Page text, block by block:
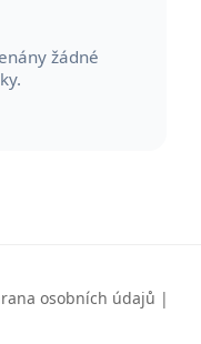
žádné
osobních údajů |